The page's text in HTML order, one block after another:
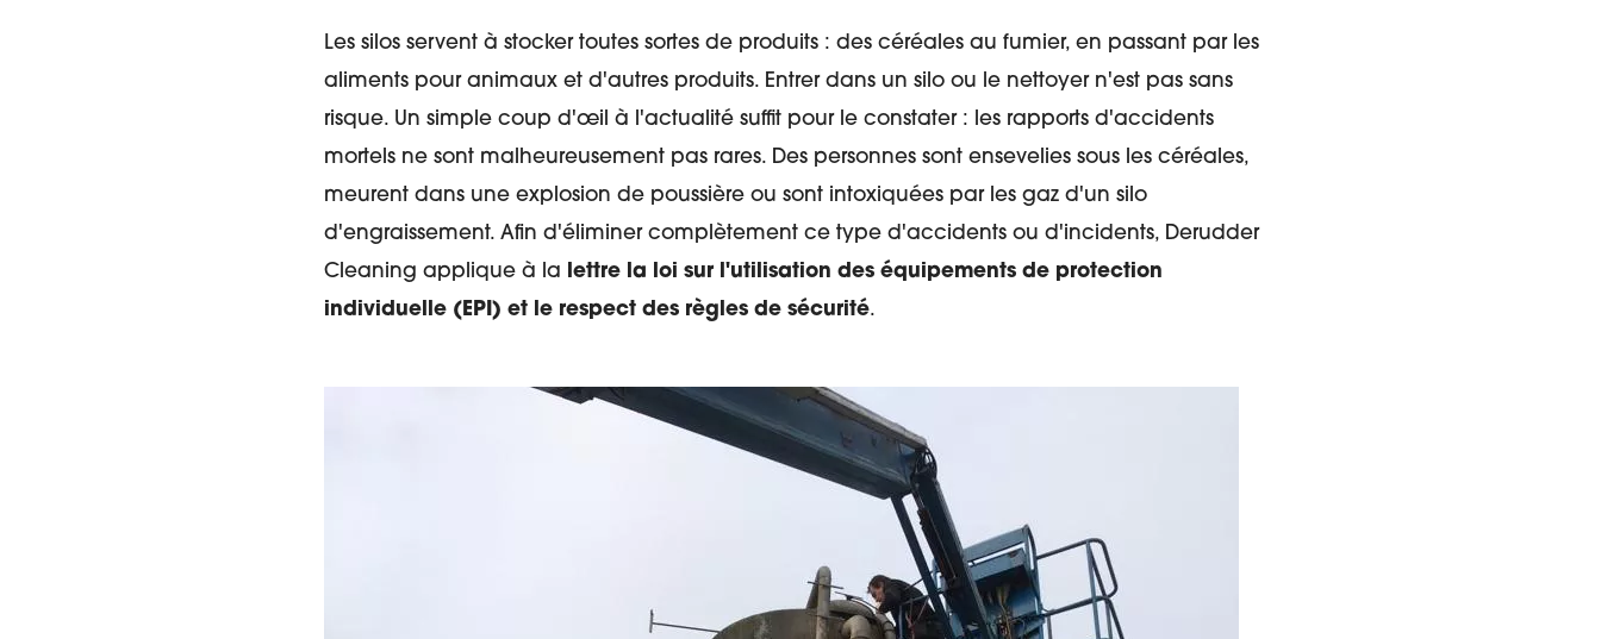
Les silos servent à stocker toutes sortes de produits : des céréales au fumier, en passant par les
aliments pour animaux et d'autres produits. Entrer dans un silo ou le nettoyer n'est pas sans
risque. Un simple coup d'œil à l'actualité suffit pour le constater : les rapports d'accidents
mortels ne sont malheureusement pas rares. Des personnes sont ensevelies sous les céréales,
meurent dans une explosion de poussière ou sont intoxiquées par les gaz d'un silo
d'engraissement. Afin d'éliminer complètement ce type d'accidents ou d'incidents, Derudder
Cleaning applique à la
lettre la loi sur l'utilisation des équipements de protection
individuelle (EPI) et le respect des règles de sécurité.